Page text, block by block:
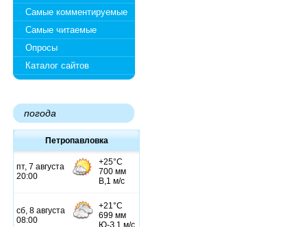
Самые комментируемые
Самые читаемые
Опросы
Каталог сайтов
погода
Петропавловка